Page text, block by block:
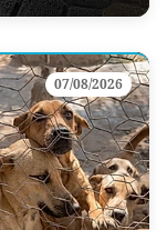
07/08/2026